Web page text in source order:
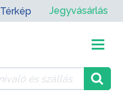
Térkép Jegyvásárlás